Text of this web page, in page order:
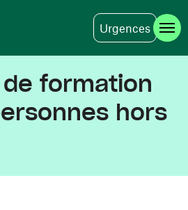
Urgences
formation
hors